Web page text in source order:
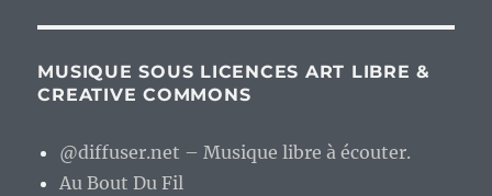
MUSIQUE SOUS LICENCES ART LIBRE &
CREATIVE COMMONS
@diffuser.net – Musique libre à écouter.
Au Bout Du Fil